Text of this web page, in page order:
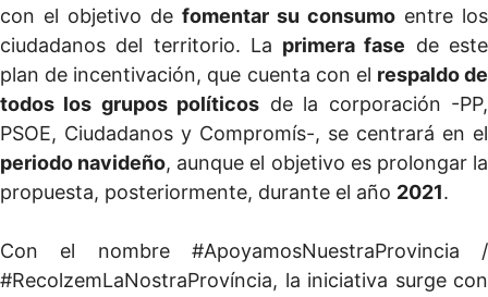
con el objetivo de fomentar su consumo entre los
ciudadanos del territorio. La primera fase de este
plan de incentivación, que cuenta con el respaldo de
todos los grupos políticos de la corporación -PP,
PSOE, Ciudadanos y Compromís-, se centrará en el
periodo navideño, aunque el objetivo es prolongar la
propuesta, posteriormente, durante el año 2021.
Con el nombre #ApoyamosNuestraProvincia /
#RecolzemLaNostraProvíncia, la iniciativa surge con